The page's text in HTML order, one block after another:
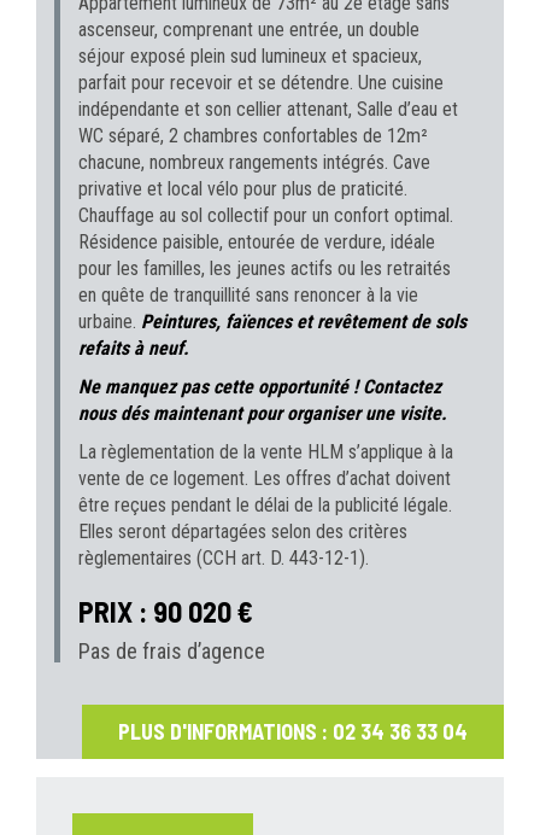
ascenseur, comprenant une entrée, un double
séjour exposé plein sud lumineux et spacieux,
parfait pour recevoir et se détendre. Une cuisine
indépendante et son cellier attenant, Salle d’eau et
WC séparé, 2 chambres confortables de 12m²
chacune, nombreux rangements intégrés. Cave
privative et local vélo pour plus de praticité.
Chauffage au sol collectif pour un confort optimal.
Résidence paisible, entourée de verdure, idéale
pour les familles, les jeunes actifs ou les retraités
en quête de tranquillité sans renoncer à la vie
urbaine. Peintures, faïences et revêtement de sols
refaits à neuf.
Ne manquez pas cette opportunité ! Contactez
nous dés maintenant pour organiser une visite.
La règlementation de la vente HLM s’applique à la
vente de ce logement. Les offres d’achat doivent
être reçues pendant le délai de la publicité légale.
Elles seront départagées selon des critères
règlementaires (CCH art. D. 443-12-1).
PRIX : 90 020 €
Pas de frais d’agence
PLUS D'INFORMATIONS : 02 34 36 33 04